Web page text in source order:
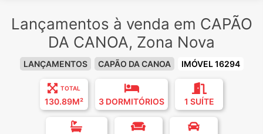
Lançamentos à venda em CAPÃO
DA CANOA, Zona Nova
LANÇAMENTOS CAPÃO DA CANOA IMÓVEL 16294
TOTAL
130.89M² 3 DORMITÓRIOS 1 SUÍTE